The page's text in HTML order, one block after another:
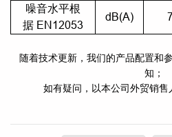
噪音水平根
据 EN12053
dB(A)
随着技术更新，我们的产品配置和
知；
如有疑问，以本公司外贸销售